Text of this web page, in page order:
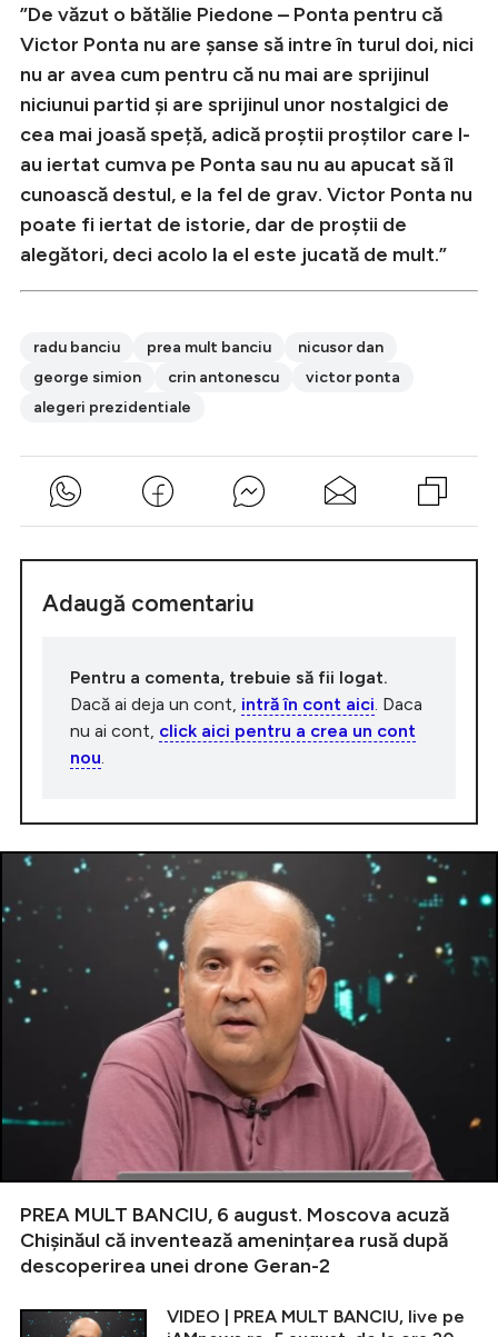
”De văzut o bătălie Piedone – Ponta pentru că
Victor Ponta nu are șanse să intre în turul doi, nici
nu ar avea cum pentru că nu mai are sprijinul
niciunui partid și are sprijinul unor nostalgici de
cea mai joasă speță, adică proștii proștilor care l-
au iertat cumva pe Ponta sau nu au apucat să îl
cunoască destul, e la fel de grav. Victor Ponta nu
poate fi iertat de istorie, dar de proștii de
alegători, deci acolo la el este jucată de mult.”
radu banciu prea mult banciu
nicusor dan
george simion
crin antonescu
victor ponta
alegeri prezidentiale
Adaugă comentariu
Pentru a comenta, trebuie să fii logat.
Dacă ai deja un cont, intră în cont aici . Daca
nu ai cont, click aici pentru a crea un cont
nou
PREA MULT BANCIU, 6 august. Moscova acuză
Chișinăul că inventează amenințarea rusă după
descoperirea unei drone Geran-2
VIDEO | PREA MULT BANCIU, live pe